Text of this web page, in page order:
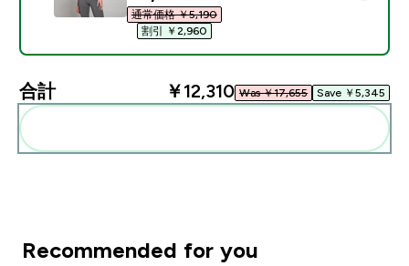
通常価格 ￥5,190‎
割引 ￥2,960‎
合計 ￥12,310‎ Was ￥17,655‎ Save ￥5,345‎
Recommended for you